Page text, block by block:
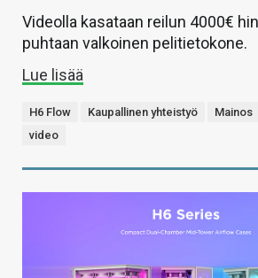
Videolla kasataan reilun 4000€
puhtaan valkoinen pelitietokone.
Lue lisää
H6 Flow Kaupallinen yhteistyö Mainos
video